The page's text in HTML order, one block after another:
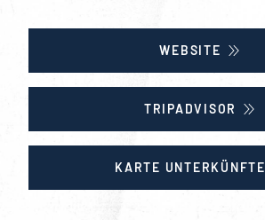
WEBSITE
TRIPADVISOR
KARTE UNTERKÜNFTE